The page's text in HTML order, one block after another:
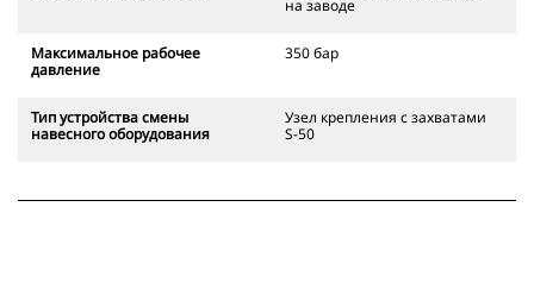
на заводе
Максимальное рабочее
давление
350 бар
Тип устройства смены
навесного оборудования
Узел крепления с захватами
S-50